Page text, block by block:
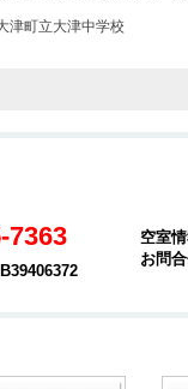
津町立大津中学校
7363
空室
お問